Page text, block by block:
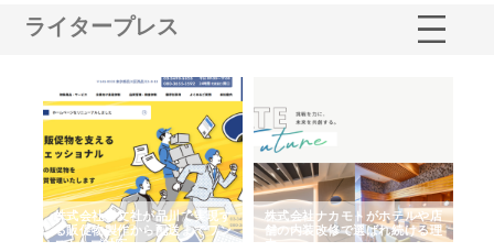
ライタープレス
株式会社耕文社が品川で実現す
る販促物製作から配送までワン
ストップ対応
株式会社ナカモトがホテルや店
舗の内装改修で選ばれ続ける理
由